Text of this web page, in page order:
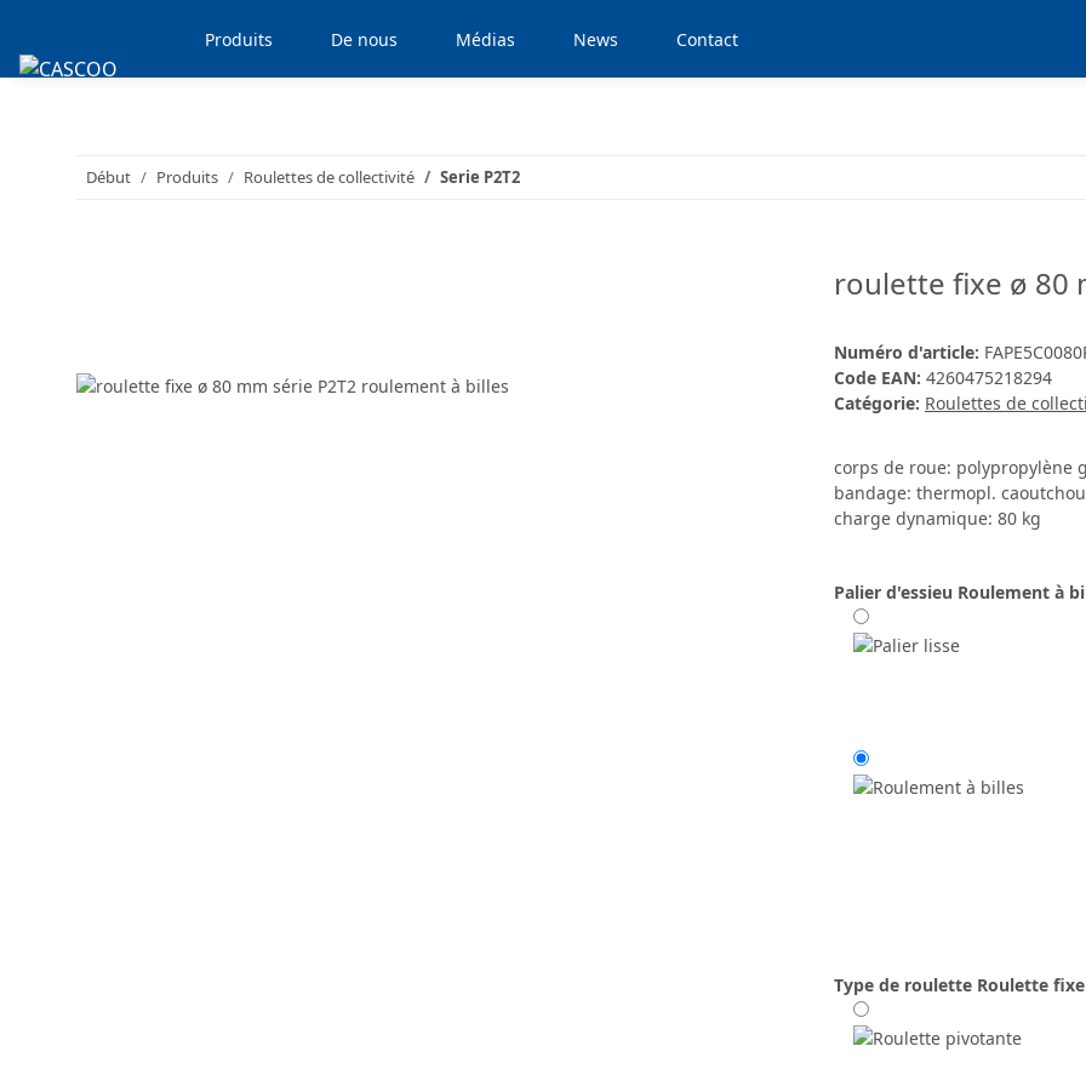
Produits De nous Médias News Contact
Début Produits Roulettes de collectivité Serie P2T2
roulette fixe ø 80
Numéro d'article:
Code EAN: 4260475218294
Catégorie: Roulettes de
corps de roue: polypropylène
bandage: thermopl.
charge dynamique: 80 kg
Palier d'essieu Roulement à
Type de roulette Roulette fixe